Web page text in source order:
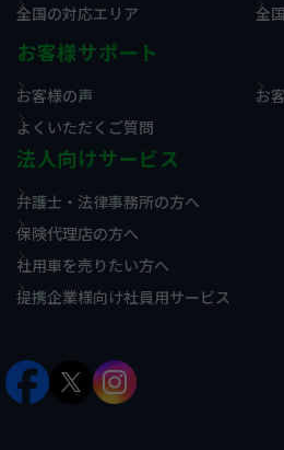
全国の対応エリア 全
お客様サポート
お客様の声
お
よくいただくご質問
法人向けサービス
弁護士・法律事務所の方へ
保険代理店の方へ
社用車を売りたい方へ
提携企業様向け社員用サービス